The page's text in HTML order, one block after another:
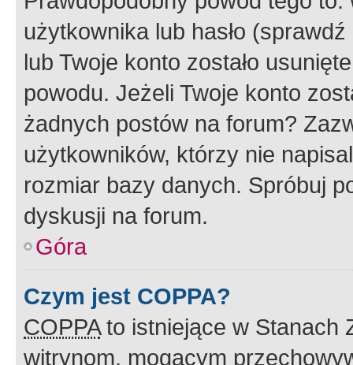
użytkownika lub hasło
lub Twoje konto zostało
powodu. Jeżeli Twoje konto
żadnych postów na forum?
użytkowników, którzy nie
rozmiar bazy danych. Spróbuj
dyskusji na forum.
Góra
Czym jest COPPA?
COPPAto istniejące w Stanach
witrynom, mogącym